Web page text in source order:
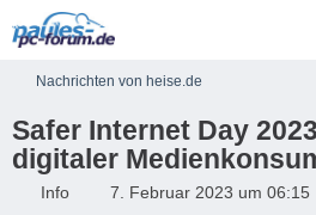
Nachrichten von heise.de
Safer Internet Day
digitaler
Info 7. Februar 2023 um 06:15